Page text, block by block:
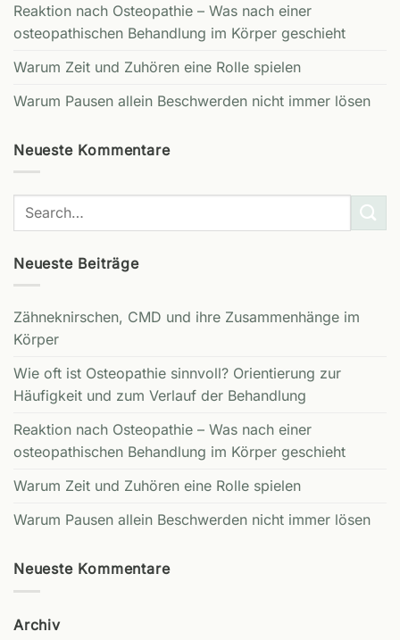
Reaktion nach Osteopathie – Was nach einer
osteopathischen Behandlung im Körper geschieht
Warum Zeit und Zuhören eine Rolle spielen
Warum Pausen allein Beschwerden nicht immer lösen
Neueste Kommentare
Neueste Beiträge
Zähneknirschen, CMD und ihre Zusammenhänge im
Körper
Wie oft ist Osteopathie sinnvoll? Orientierung zur
Häufigkeit und zum Verlauf der Behandlung
Reaktion nach Osteopathie – Was nach einer
osteopathischen Behandlung im Körper geschieht
Warum Zeit und Zuhören eine Rolle spielen
Warum Pausen allein Beschwerden nicht immer lösen
Neueste Kommentare
Archiv